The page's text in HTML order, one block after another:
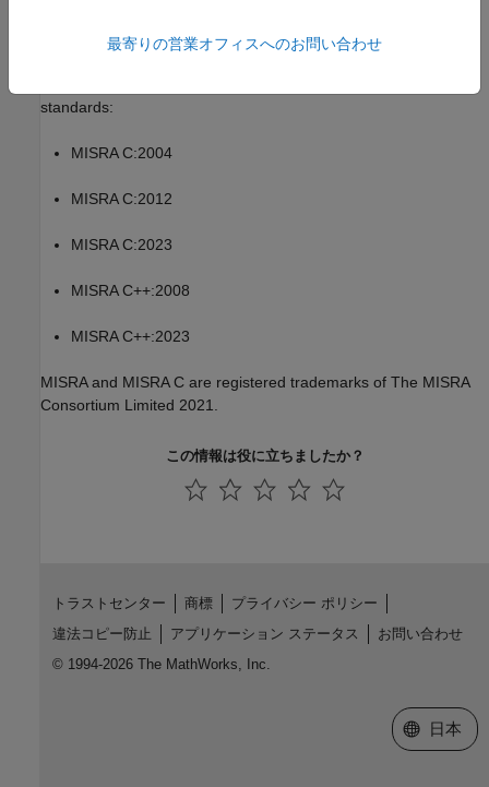
standards:
MISRA C:2004
MISRA C:2012
MISRA C:2023
MISRA C++:2008
MISRA C++:2023
MISRA and MISRA C are registered trademarks of The MISRA
Consortium Limited 2021.
この情報は役に立ちましたか？
最寄りの営業オフィスへのお問い合わせ
トラストセンター 商標
プライバシー ポリシー
違法コピー防止
アプリケーション ステータス
お問い合わせ
© 1994-2026 The MathWorks, Inc.
Web サイ
日本